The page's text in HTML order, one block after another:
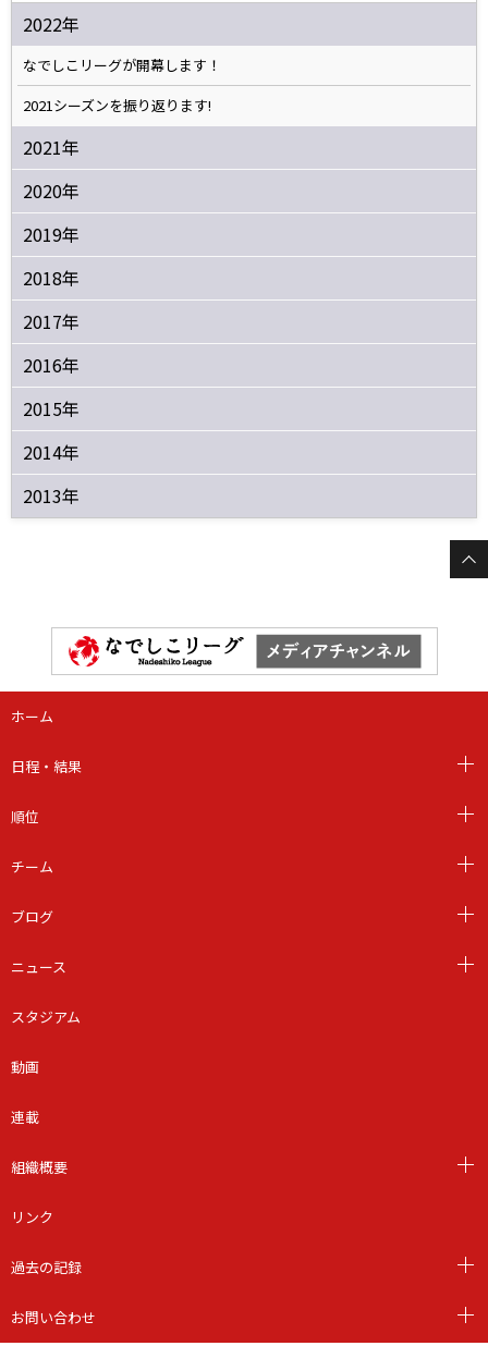
2022年
なでしこリーグが開幕します！
2021シーズンを振り返ります!
2021年
2020年
2019年
2018年
2017年
2016年
2015年
2014年
2013年
ホーム
日程・結果
順位
チーム
ブログ
ニュース
スタジアム
動画
連載
組織概要
リンク
過去の記録
お問い合わせ